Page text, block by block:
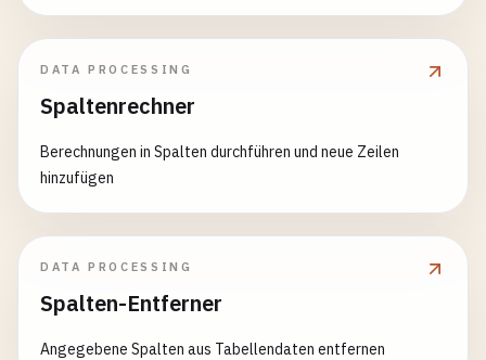
DATA PROCESSING
Spaltenrechner
Berechnungen in Spalten durchführen und neue Zeilen
hinzufügen
DATA PROCESSING
Spalten-Entferner
Angegebene Spalten aus Tabellendaten entfernen